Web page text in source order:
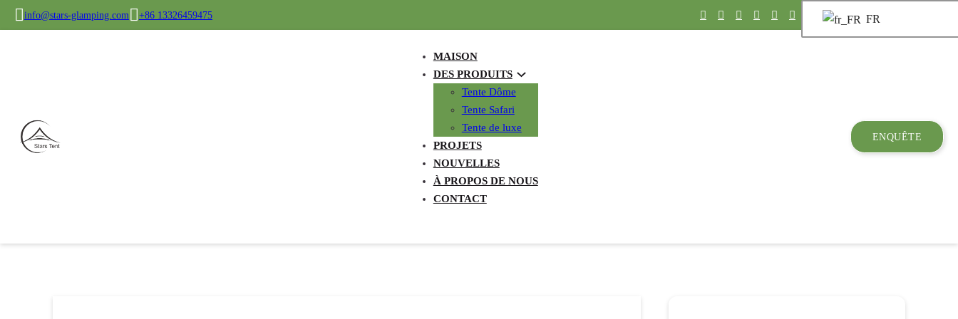
info@stars-glamping.com +86 13326459475 FR
MAISON
DES PRODUITS
Tente Dôme
Tente Safari
Tente de luxe
PROJETS
NOUVELLES
À PROPOS DE NOUS
CONTACT
ENQUÊTE